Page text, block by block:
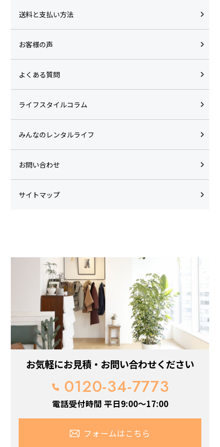
送料と支払い方法
お客様の声
よくある質問
ライフスタイルコラム
みんなのレンタルライフ
お問い合わせ
サイトマップ
お気軽にお見積・お問い合わせください
0120-34-7773
電話受付時間 平日9:00～17:00
フォームはこちら